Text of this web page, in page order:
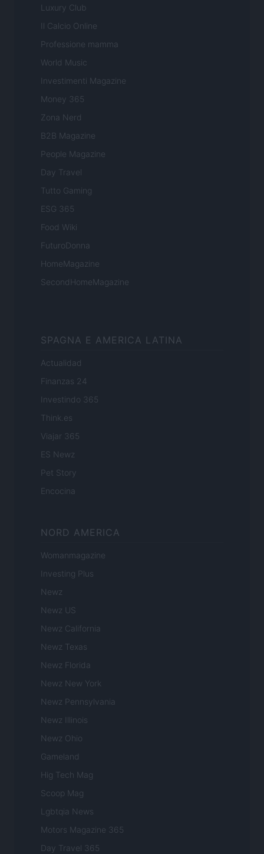
Luxury Club
Il Calcio Online
Professione mamma
World Music
Investimenti Magazine
Money 365
Zona Nerd
B2B Magazine
People Magazine
Day Travel
Tutto Gaming
ESG 365
Food Wiki
FuturoDonna
HomeMagazine
SecondHomeMagazine
SPAGNA E AMERICA LATINA
Actualidad
Finanzas 24
Investindo 365
Think.es
Viajar 365
ES Newz
Pet Story
Encocina
NORD AMERICA
Womanmagazine
Investing Plus
Newz
Newz US
Newz California
Newz Texas
Newz Florida
Newz New York
Newz Pennsylvania
Newz Illinois
Newz Ohio
Gameland
Hig Tech Mag
Scoop Mag
Lgbtqia News
Motors Magazine 365
Day Travel 365